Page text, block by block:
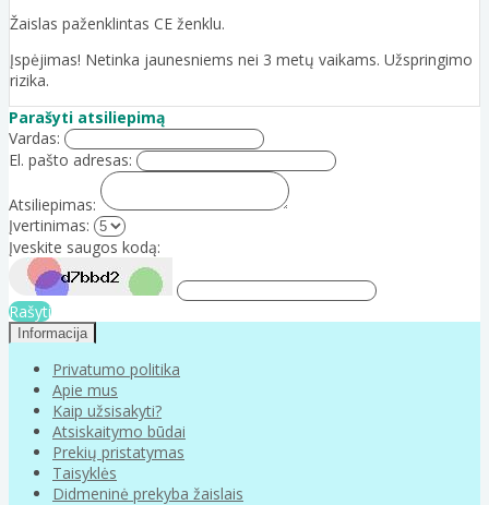
Žaislas paženklintas CE ženklu.
Įspėjimas! Netinka jaunesniems nei 3 metų vaikams. Užspringimo
rizika.
Parašyti atsiliepimą
Vardas:
El. pašto adresas:
Atsiliepimas:
Įvertinimas:
Įveskite saugos kodą:
Rašyti
Informacija
Privatumo politika
Apie mus
Kaip užsisakyti?
Atsiskaitymo būdai
Prekių pristatymas
Taisyklės
Didmeninė prekyba žaislais